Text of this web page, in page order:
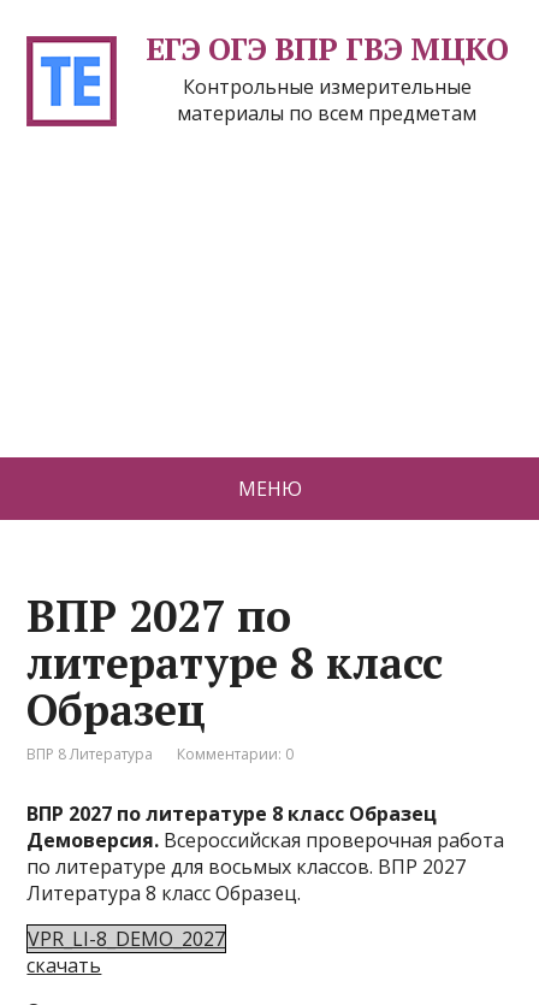
ЕГЭ ОГЭ ВПР ГВЭ МЦКО
Контрольные измерительные
материалы по всем предметам
МЕНЮ
ВПР 2027 по
литературе 8 класс
Образец
ВПР 8 Литература Комментарии: 0
ВПР 2027 по литературе 8 класс Образец
Демоверсия. Всероссийская проверочная работа
по литературе для восьмых классов. ВПР 2027
Литература 8 класс Образец.
VPR_LI-8_DEMO_2027
скачать